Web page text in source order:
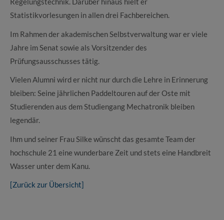
Statistikvorlesungen in allen drei Fachbereichen.
Im Rahmen der akademischen Selbstverwaltung war er viele
Jahre im Senat sowie als Vorsitzender des
Prüfungsausschusses tätig.
Vielen Alumni wird er nicht nur durch die Lehre in Erinnerung
bleiben: Seine jährlichen Paddeltouren auf der Oste mit
Studierenden aus dem Studiengang Mechatronik bleiben
legendär.
Ihm und seiner Frau Silke wünscht das gesamte Team der
hochschule 21 eine wunderbare Zeit und stets eine Handbreit
Wasser unter dem Kanu.
[Zurück zur Übersicht]